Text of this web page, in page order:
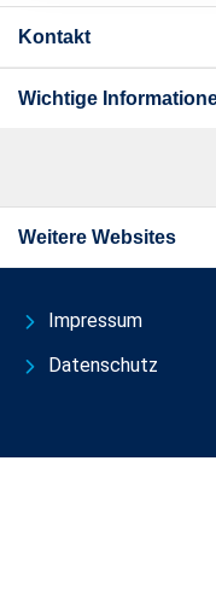
Kontakt
Wichtige
Weitere Websites
Impressum
Datenschutz